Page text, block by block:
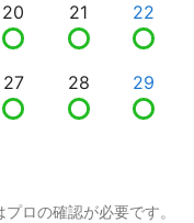
20 21 22
27 28 29
ロの確認が必要です。